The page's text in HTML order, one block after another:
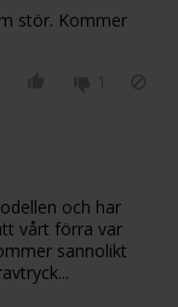
stör. Kommer
och har
vårt förra var
sannolikt